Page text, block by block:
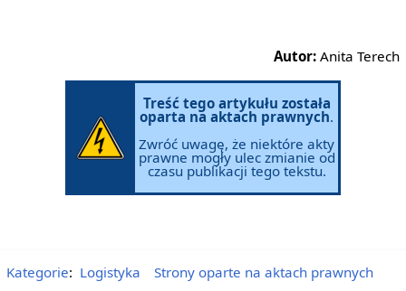
Autor: Anita Terech
Treść tego artykułu została
oparta na aktach prawnych.
Zwróć uwagę, że niektóre akty
prawne mogły ulec zmianie od
czasu publikacji tego tekstu.
Kategorie: Logistyka Strony oparte na aktach prawnych